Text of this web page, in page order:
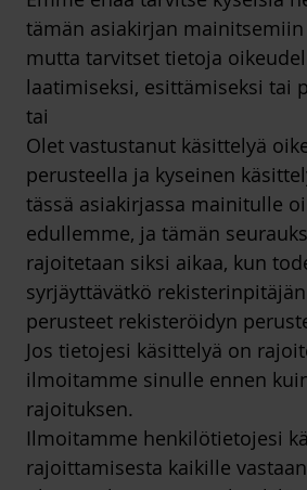
tämän asiakirjan
mutta tarvitset tietoja
laatimiseksi, esittämiseksi tai
tai
Olet vastustanut käsittelyä
perusteella ja kyseinen
tässä asiakirjassa mainitulle
edullemme, ja tämän
rajoitetaan siksi aikaa, kun
syrjäyttävätkö
perusteet rekisteröidyn
Jos tietojesi käsittelyä on
ilmoitamme sinulle ennen
rajoituksen.
Ilmoitamme henkilötietojesi
rajoittamisesta kaikille